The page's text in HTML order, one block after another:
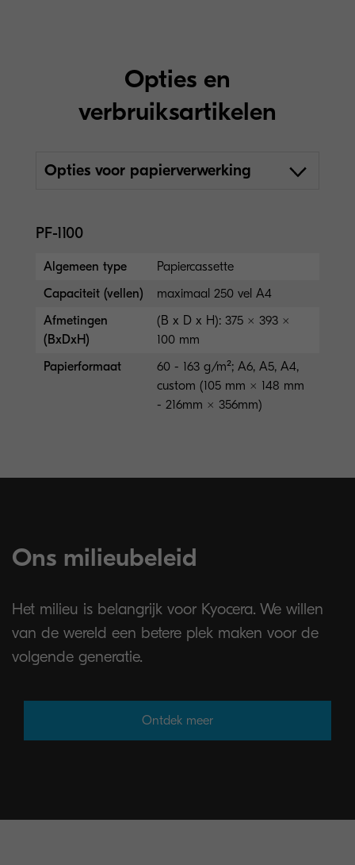
Opties en
verbruiksartikelen
Opties voor papierverwerking
PF-1100
Algemeen type
Papiercassette
Capaciteit (vellen)
maximaal 250 vel A4
Afmetingen
(BxDxH)
(B x D x H): 375 × 393 ×
100 mm
Papierformaat
60 - 163 g/m²; A6, A5, A4,
custom (105 mm × 148 mm
- 216mm × 356mm)
Ons milieubeleid
Het milieu is belangrijk voor Kyocera. We willen
van de wereld een betere plek maken voor de
volgende generatie.
Ontdek meer